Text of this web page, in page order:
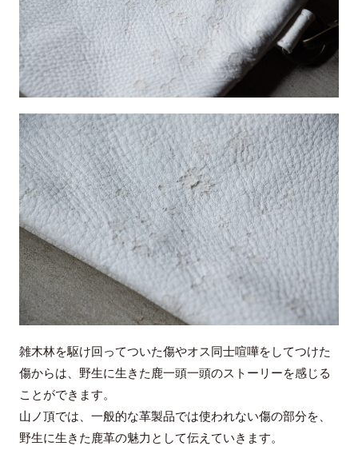
雑木林を駆け回ってついた傷やオス同士喧嘩をしてつけた
傷からは、野生に生きた鹿一頭一頭のストーリーを感じる
ことができます。
山ノ頂では、一般的な革製品では使われない傷の部分を、
野生に生きた鹿革の魅力として伝えていきます。